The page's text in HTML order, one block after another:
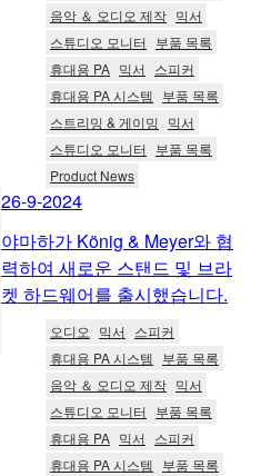
음악 ＆ 오디오 제작 믹서
스튜디오 모니터
부품 목록
휴대용 PA 믹서 스피커
휴대용 PA 시스템 부품 목록
스트리밍 & 게이밍 믹서
스튜디오 모니터
부품 목록
Product News
26-9-2024
야마하가 König & Meyer와 협
력하여 새로운 스탠드 및 브라
켓 하드웨어를 출시했습니다.
오디오 믹서 스피커
휴대용 PA 시스템 부품 목록
음악 ＆ 오디오 제작 믹서
스튜디오 모니터
부품 목록
휴대용 PA 믹서 스피커
휴대용 PA 시스템 부품 목록